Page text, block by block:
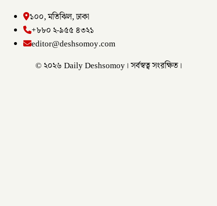
১০০, মতিঝিল, ঢাকা
+৮৮০ ২-৯৫৫ ৪৩২১
editor@deshsomoy.com
© ২০২৬ Daily Deshsomoy। সর্বস্বত্ব সংরক্ষিত।